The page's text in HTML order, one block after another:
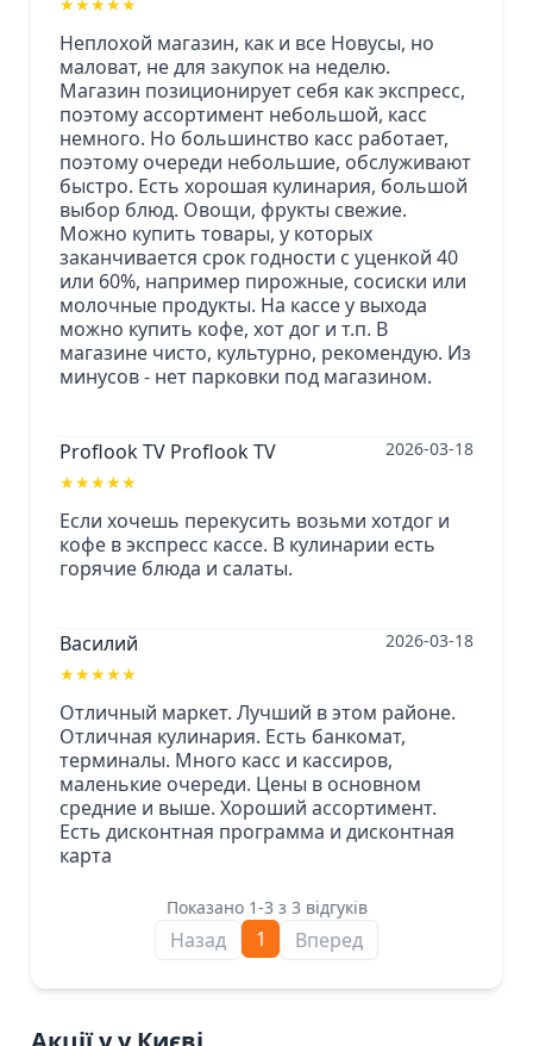
★★★★★
Неплохой магазин, как и все Новусы, но
маловат, не для закупок на неделю.
Магазин позиционирует себя как экспресс,
поэтому ассортимент небольшой, касс
немного. Но большинство касс работает,
поэтому очереди небольшие, обслуживают
быстро. Есть хорошая кулинария, большой
выбор блюд. Овощи, фрукты свежие.
Можно купить товары, у которых
заканчивается срок годности с уценкой 40
или 60%, например пирожные, сосиски или
молочные продукты. На кассе у выхода
можно купить кофе, хот дог и т.п. В
магазине чисто, культурно, рекомендую. Из
минусов - нет парковки под магазином.
Proflook TV Proflook TV
★★★★★
2026-03-18
Если хочешь перекусить возьми хотдог и
кофе в экспресс кассе. В кулинарии есть
горячие блюда и салаты.
Василий
★★★★★
2026-03-18
Отличный маркет. Лучший в этом районе.
Отличная кулинария. Есть банкомат,
терминалы. Много касс и кассиров,
маленькие очереди. Цены в основном
средние и выше. Хороший ассортимент.
Есть дисконтная программа и дисконтная
карта
Показано 1-3 з 3 відгуків
Назад 1 Вперед